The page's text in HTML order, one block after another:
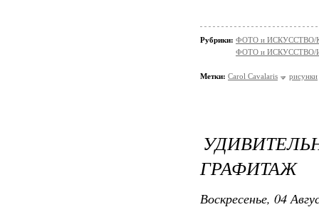
Рубрики: ФОТО и ИСКУССТВО/
ФОТО и ИСКУССТВО/
Метки: Carol Cavalaris рисунки
ГРАФИТАЖ
Воскресенье, 04